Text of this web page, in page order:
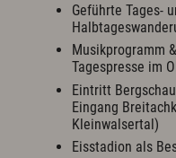
Geführte Tages-
Musikprogramm
Tagespresse im
Eintritt
Eingang
Kleinwalsertal)
Eisstadion als